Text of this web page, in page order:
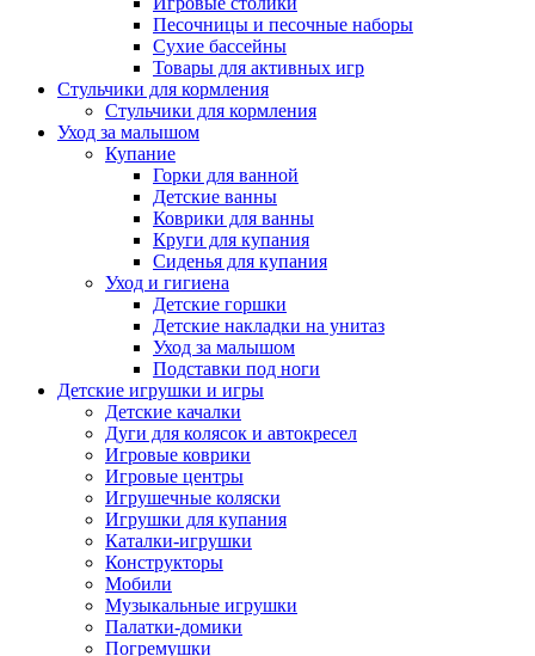
Песочницы и песочные наборы
Сухие бассейны
Товары для активных игр
Стульчики для кормления
Стульчики для кормления
Уход за малышом
Купание
Горки для ванной
Детские ванны
Коврики для ванны
Круги для купания
Сиденья для купания
Уход и гигиена
Детские горшки
Детские накладки на унитаз
Уход за малышом
Подставки под ноги
Детские игрушки и игры
Детские качалки
Дуги для колясок и автокресел
Игровые коврики
Игровые центры
Игрушечные коляски
Игрушки для купания
Каталки-игрушки
Конструкторы
Мобили
Музыкальные игрушки
Палатки-домики
Погремушки